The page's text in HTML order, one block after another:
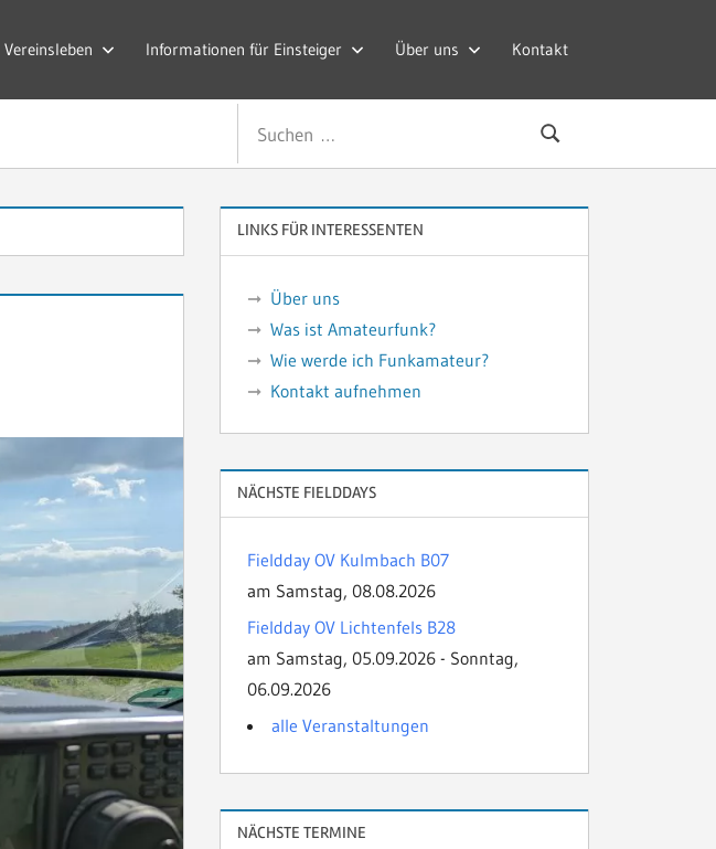
Vereinsleben Informationen für Einsteiger Über uns Kontakt
Suchen
LINKS FÜR INTERESSENTEN
Über uns
Was ist Amateurfunk?
Wie werde ich Funkamateur?
Kontakt aufnehmen
NÄCHSTE FIELDDAYS
Fieldday OV Kulmbach B07
am Samstag, 08.08.2026
Fieldday OV Lichtenfels B28
am Samstag, 05.09.2026 - Sonntag,
06.09.2026
alle Veranstaltungen
NÄCHSTE TERMINE